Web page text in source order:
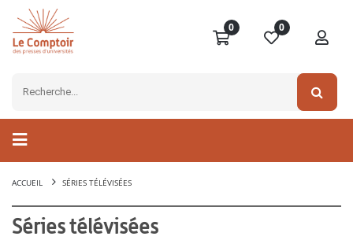
0 0
ACCUEIL SÉRIES TÉLÉVISÉES
Séries télévisées